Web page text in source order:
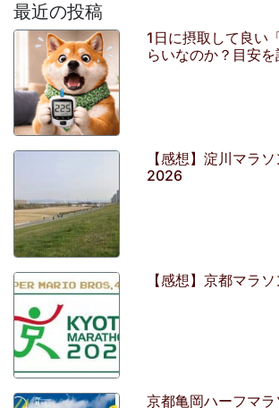
最近の投稿
1日に摂取して良い
らいなのか？目安
【感想】淀川マラ
2026
【感想】京都マラ
京都亀岡ハーフマ